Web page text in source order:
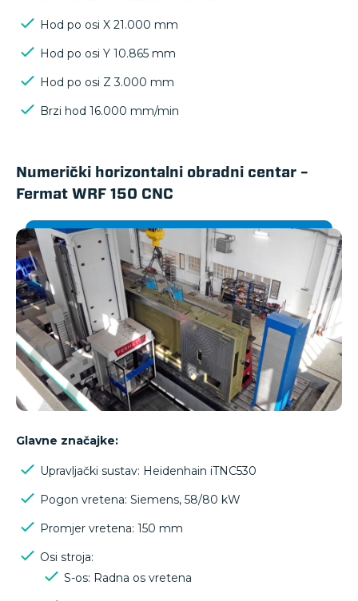
Hod po osi X 21.000 mm
Hod po osi Y 10.865 mm
Hod po osi Z 3.000 mm
Brzi hod 16.000 mm/min
Numerički horizontalni obradni centar –
Fermat WRF 150 CNC
Glavne značajke:
Upravljački sustav: Heidenhain iTNC530
Pogon vretena: Siemens, 58/80 kW
Promjer vretena: 150 mm
Osi stroja:
S-os: Radna os vretena